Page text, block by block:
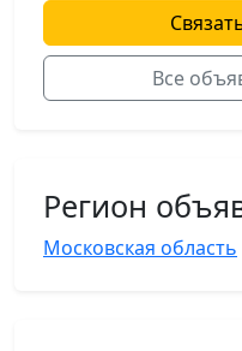
Все
Регион
Московская область